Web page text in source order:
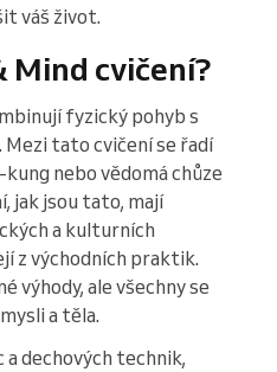
váš život.
Mind cvičení?
fyzický pohyb s
tato cvičení se řadí
nebo vědomá chůze
jak jsou tato, mají
a kulturních
z východních praktik.
výhody, ale všechny se
a těla.
dechových technik,